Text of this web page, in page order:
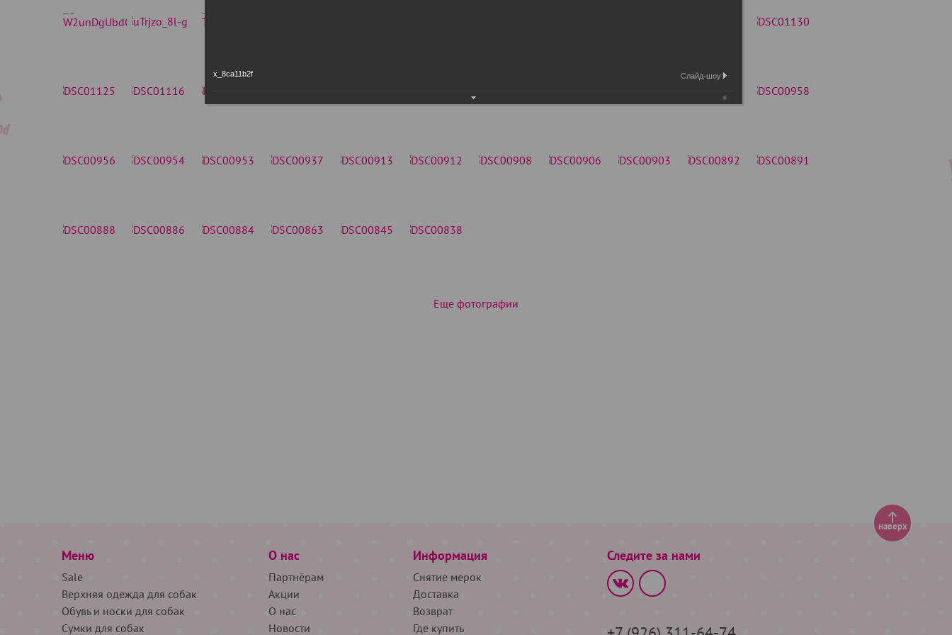
Еще фотографии
Меню
Sale
Верхняя одежда для собак
Обувь и носки для собак
Сумки для собак
О нас
Партнёрам
Акции
О нас
Новости
Информация
Снятие мерок
Доставка
Возврат
Где купить
Следите за нами
наверх
x_8ca11b2f Слайд-шоу: